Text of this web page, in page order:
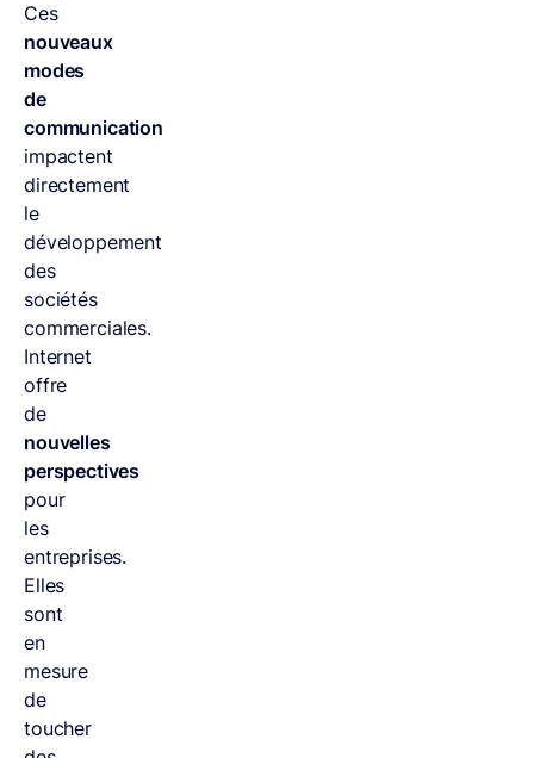
Ces
nouveaux
modes
de
communication
impactent
directement
le
développement
des
sociétés
commerciales.
Internet
offre
de
nouvelles
perspectives
pour
les
entreprises.
Elles
sont
en
mesure
de
toucher